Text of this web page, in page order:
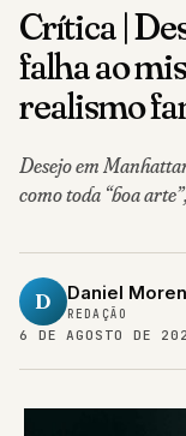
Crítica |
falha ao
realismo
Desejo em
como toda “boa
D Daniel
REDAÇÃO
6 DE AGOSTO DE